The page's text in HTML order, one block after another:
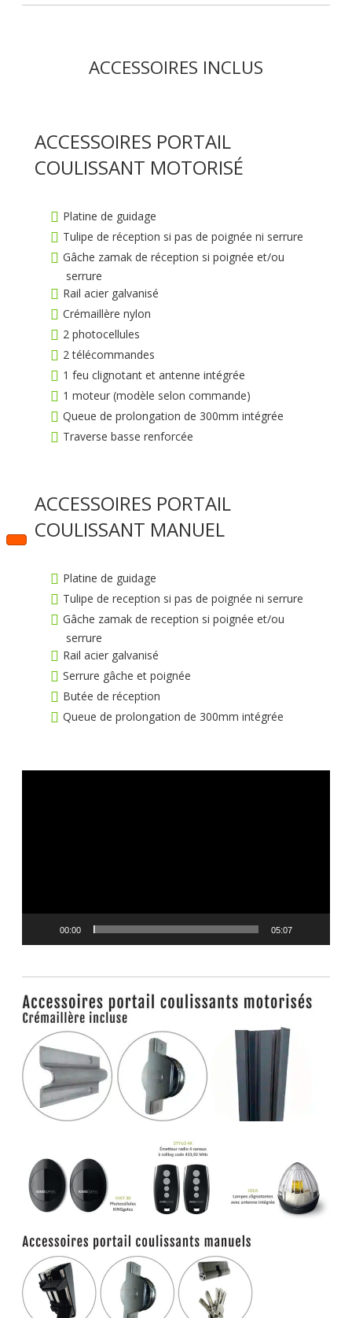
ACCESSOIRES INCLUS
ACCESSOIRES PORTAIL
COULISSANT MOTORISÉ
Platine de guidage
Tulipe de réception si pas de poignée ni serrure
Gâche zamak de réception si poignée et/ou
serrure
Rail acier galvanisé
Crémaillère nylon
2 photocellules
2 télécommandes
1 feu clignotant et antenne intégrée
1 moteur (modèle selon commande)
Queue de prolongation de 300mm intégrée
Traverse basse renforcée
ACCESSOIRES PORTAIL
COULISSANT MANUEL
Platine de guidage
Tulipe de reception si pas de poignée ni serrure
Gâche zamak de reception si poignée et/ou
serrure
Rail acier galvanisé
Serrure gâche et poignée
Butée de réception
Queue de prolongation de 300mm intégrée
00:00 05:07